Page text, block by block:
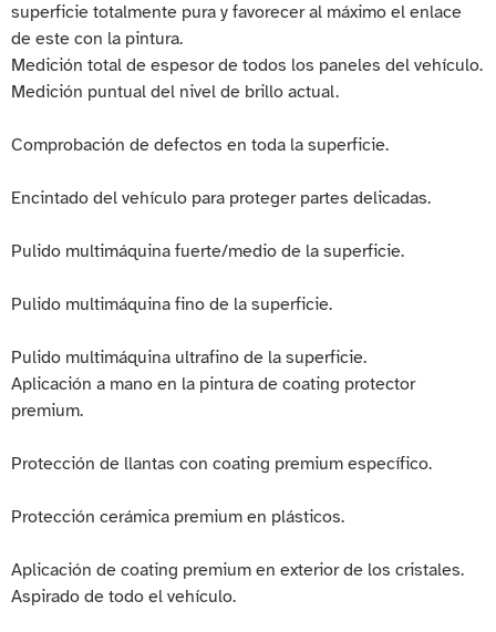
superficie totalmente pura y favorecer al máximo el enlace
de este con la pintura.
Medición total de espesor de todos los paneles del vehículo.
Medición puntual del nivel de brillo actual.
Comprobación de defectos en toda la superficie.
Encintado del vehículo para proteger partes delicadas.
Pulido multimáquina fuerte/medio de la superficie.
Pulido multimáquina fino de la superficie.
Pulido multimáquina ultrafino de la superficie.
Aplicación a mano en la pintura de coating protector
premium.
Protección de llantas con coating premium específico.
Protección cerámica premium en plásticos.
Aplicación de coating premium en exterior de los cristales.
Aspirado de todo el vehículo.